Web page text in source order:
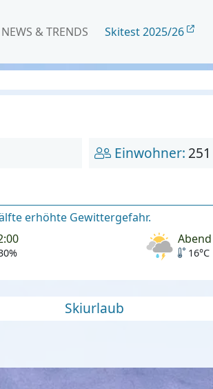
NEWS & TRENDS Skitest 2025/26
Einwohner: 251
erhöhte Gewittergefahr.
16°C
Skiurlaub